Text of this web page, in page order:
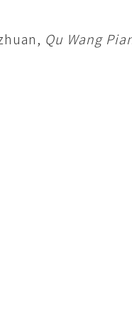
Qu Wang